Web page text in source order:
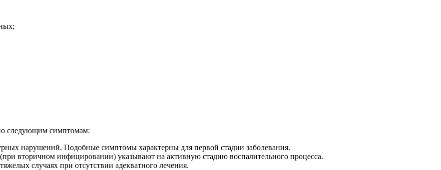
следующим симптомам:
нарушений. Подобные симптомы характерны для первой стадии заболевания.
вторичном инфицировании) указывают на активную стадию воспалительного процесса.
случаях при отсутствии адекватного лечения.